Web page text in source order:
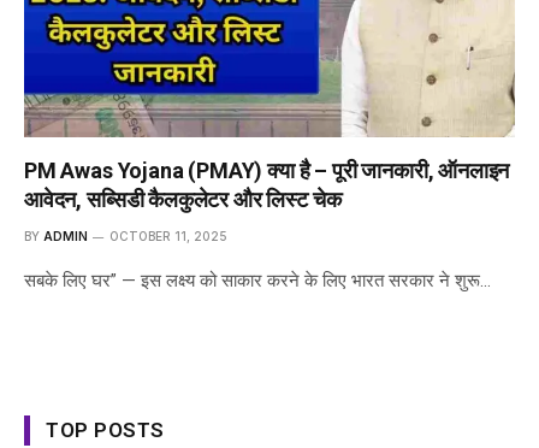
PM Awas Yojana (PMAY) क्या है – पूरी जानकारी, ऑनलाइन
आवेदन, सब्सिडी कैलकुलेटर और लिस्ट चेक
BY ADMIN OCTOBER 11, 2025
सबके लिए घर” — इस लक्ष्य को साकार करने के लिए भारत सरकार ने शुरू…
TOP POSTS